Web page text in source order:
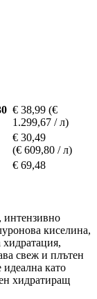
€ 38,99 (€
1.299,67 / л)
€ 30,49
(€ 609,80 / л)
€ 69,48
интензивно
киселина,
хидратация,
свеж и плътен
като
хидратиращ